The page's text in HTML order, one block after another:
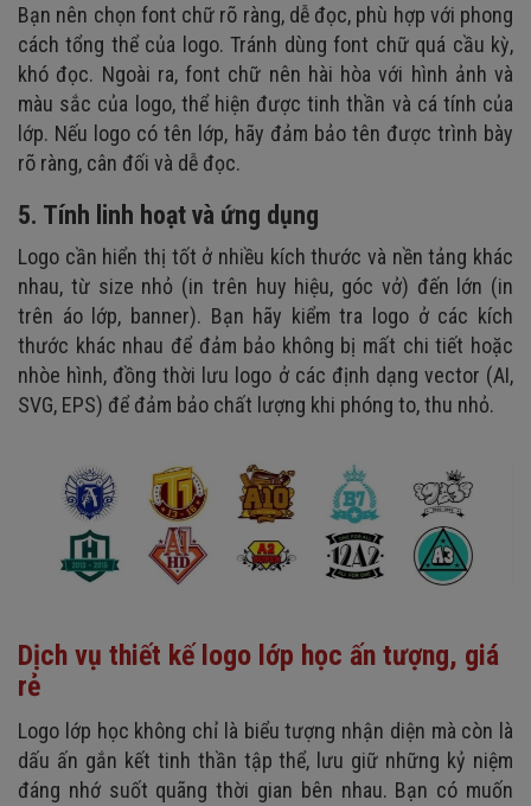
Bạn nên chọn font chữ rõ ràng, dễ đọc, phù hợp với phong
cách tổng thể của logo. Tránh dùng font chữ quá cầu kỳ,
khó đọc. Ngoài ra, font chữ nên hài hòa với hình ảnh và
màu sắc của logo, thể hiện được tinh thần và cá tính của
lớp. Nếu logo có tên lớp, hãy đảm bảo tên được trình bày
rõ ràng, cân đối và dễ đọc.
5. Tính linh hoạt và ứng dụng
Logo cần hiển thị tốt ở nhiều kích thước và nền tảng khác
nhau, từ size nhỏ (in trên huy hiệu, góc vở) đến lớn (in
trên áo lớp, banner). Bạn hãy kiểm tra logo ở các kích
thước khác nhau để đảm bảo không bị mất chi tiết hoặc
nhòe hình, đồng thời lưu logo ở các định dạng vector (AI,
SVG, EPS) để đảm bảo chất lượng khi phóng to, thu nhỏ.
Dịch vụ thiết kế logo lớp học ấn tượng, giá
rẻ
Logo lớp học không chỉ là biểu tượng nhận diện mà còn là
dấu ấn gắn kết tinh thần tập thể, lưu giữ những kỷ niệm
đáng nhớ suốt quãng thời gian bên nhau. Bạn có muốn